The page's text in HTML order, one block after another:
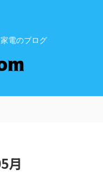
電のブログ
月